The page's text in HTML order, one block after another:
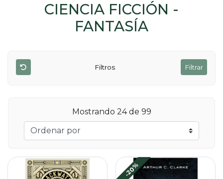
CIENCIA FICCIÓN -
FANTASÍA
Filtros Filtrar
Mostrando 24 de 99
-20%